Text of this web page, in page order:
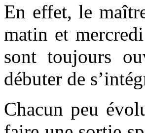
En effet, le
matin et
sont toujours
débuter de
Chacun peu